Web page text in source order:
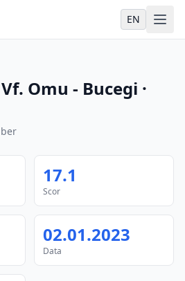
EN
Vf. Omu - Bucegi ·
17.1
Scor
02.01.2023
Data